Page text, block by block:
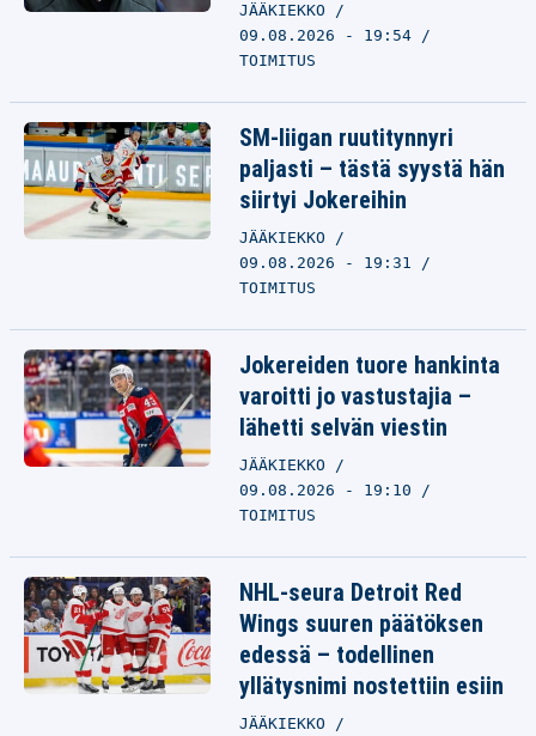
JÄÄKIEKKO
09.08.2026 - 19:54
TOIMITUS
SM-liigan ruutitynnyri
paljasti – tästä syystä hän
siirtyi Jokereihin
JÄÄKIEKKO
09.08.2026 - 19:31
TOIMITUS
Jokereiden tuore hankinta
varoitti jo vastustajia –
lähetti selvän viestin
JÄÄKIEKKO
09.08.2026 - 19:10
TOIMITUS
NHL-seura Detroit Red
Wings suuren päätöksen
edessä – todellinen
yllätysnimi nostettiin esiin
JÄÄKIEKKO